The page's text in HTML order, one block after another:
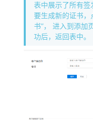
表中展示了所有
要生成新的证书，
书”， 进入到添加
功后，返回表中。